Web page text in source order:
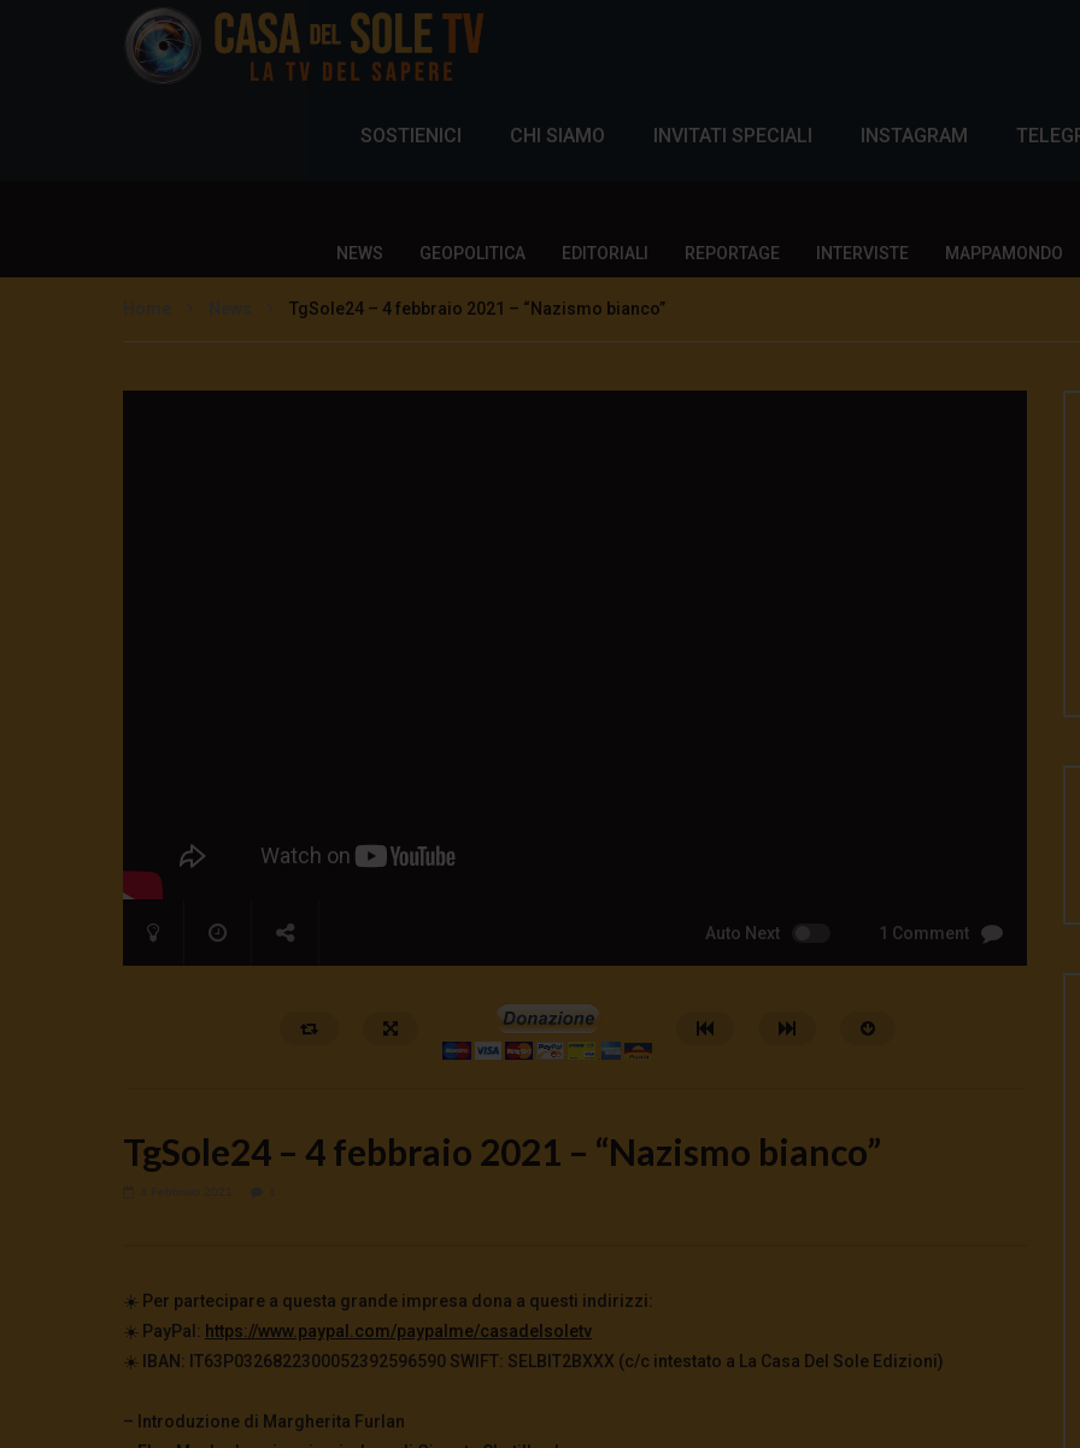
SOSTIENICI CHI SIAMO INVITATI SPECIALI INSTAGRAM
NEWS GEOPOLITICA EDITORIALI REPORTAGE INTERVISTE MAPPAMONDO
TgSole24 – 4 febbraio 2021 – “Nazismo bianco”
Auto Next 1 Comment
🔴DRONI SI SCORTE NO | TG 05.08.26
0
66 0 0
🔴La borsa o la guerra | tg 04.08.26
0
307 0
TgSole24 – 4 febbraio 2021 – “Nazismo bianco”
☀️ Per partecipare a questa grande impresa dona a questi indirizzi:
☀️ PayPal: https://www.paypal.com/paypalme/casadelsoletv
☀️ IBAN: IT63P0326822300052392596590 SWIFT: SELBIT2BXXX (c/c intestato a La Casa Del Sole Edizioni)
– Introduzione di Margherita Furlan